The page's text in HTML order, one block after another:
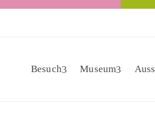
Besuch Museum